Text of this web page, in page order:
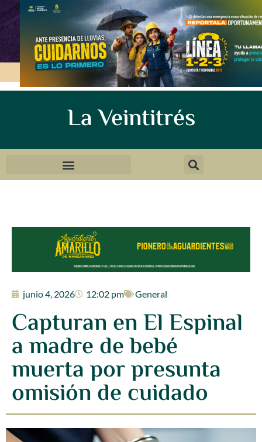
La Veintitrés
junio 4, 2026 12:02 pm General
Capturan en El Espinal
a madre de bebé
muerta por presunta
omisión de cuidado